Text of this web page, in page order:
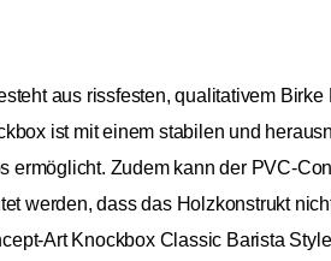
aus rissfesten, qualitativem Birke
ist mit einem stabilen und
ermöglicht. Zudem kann der PVC-
werden, dass das Holzkonstrukt
Art Knockbox Classic Barista